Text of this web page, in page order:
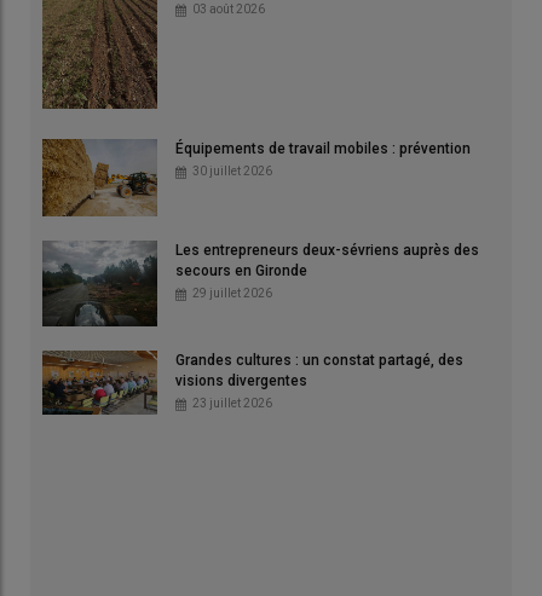
03 août 2026
Équipements de travail mobiles : prévention
30 juillet 2026
Les entrepreneurs deux-sévriens auprès des
secours en Gironde
29 juillet 2026
Grandes cultures : un constat partagé, des
visions divergentes
23 juillet 2026